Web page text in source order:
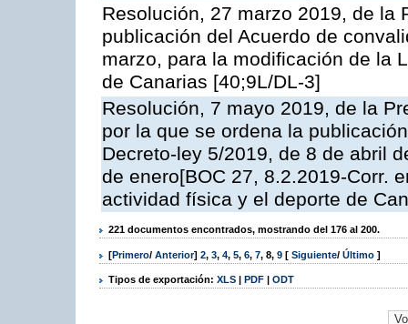
Resolución, 27 marzo 2019, de la
publicación del Acuerdo de
marzo, para la modificación de la
de Canarias [40;9L/DL-3]
Resolución, 7 mayo 2019, de la
por la que se ordena la
Decreto-ley 5/2019, de 8 de abril
de enero[BOC 27, 8.2.2019-Corr.
actividad física y el deporte de
221 documentos encontrados, mostrando del 176 al 200.
[Primero/ Anterior] 2, 3, 4, 5, 6, 7, 8, 9 [ Siguiente/ Último ]
Tipos de exportación: XLS | PDF | ODT